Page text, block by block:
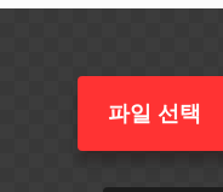
파일 선택